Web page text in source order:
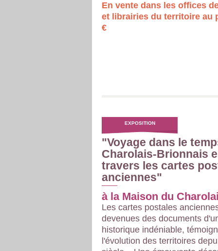
En vente dans les offices
et librairies du territoire au
€
EXPOSITION
"Voyage dans le
Charolais-Brionnais
travers les cartes
anciennes"
à la Maison du
Les cartes postales
devenues des documents
historique indéniable,
l'évolution des territoires